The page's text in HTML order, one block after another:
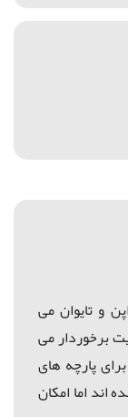
و تایوان می
برخوردار می
پارچه های
اند اما امکان